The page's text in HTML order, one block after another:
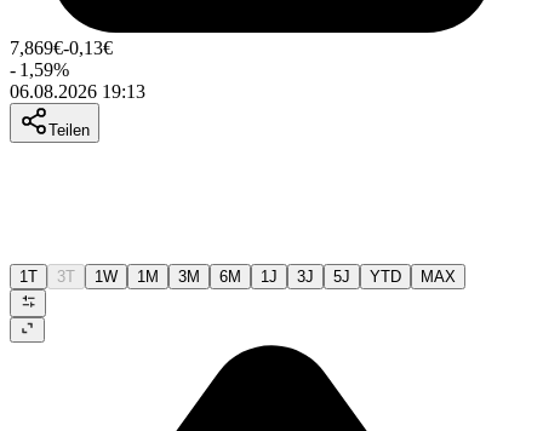
7,869€-0,13€
- 1,59%
06.08.2026 19:13
Teilen
1T 3T 1W 1M 3M 6M 1J 3J 5J YTD MAX